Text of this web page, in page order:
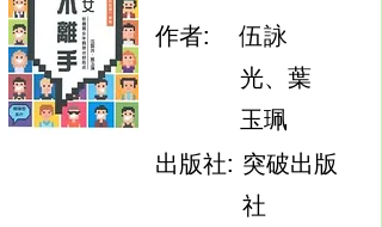
作者:
伍詠
光、葉
玉珮
出版社: 突破出版
社